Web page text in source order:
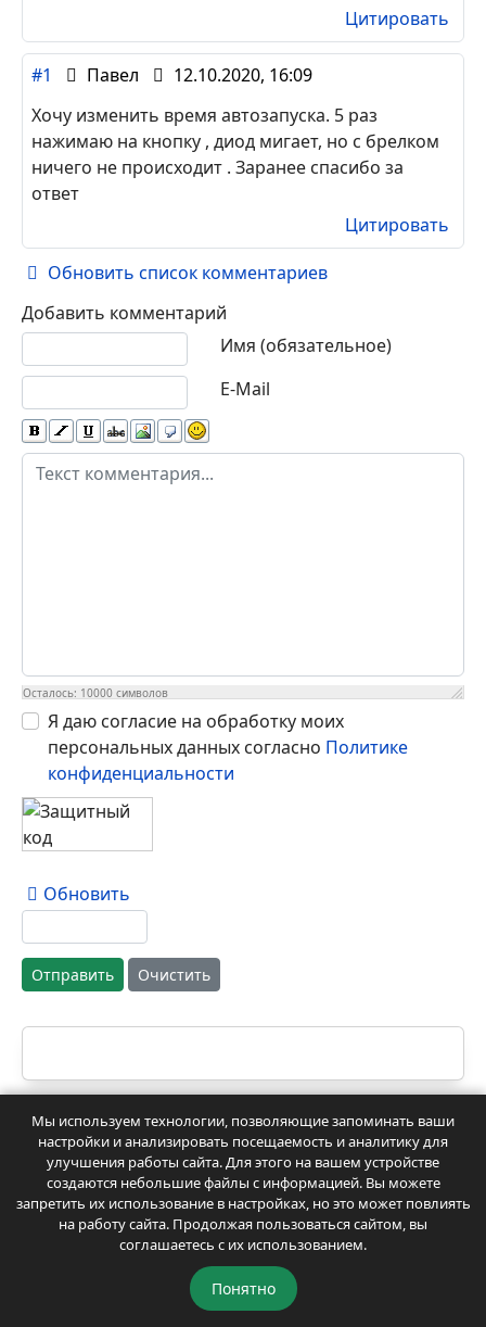
Цитировать
#1 Павел
12.10.2020, 16:09
Хочу изменить время автозапуска. 5 раз
нажимаю на кнопку , диод мигает, но с брелком
ничего не происходит . Заранее спасибо за
ответ
Цитировать
Обновить список комментариев
Добавить комментарий
Имя (обязательное)
E-Mail
Текст комментария
Осталось: 10000 символов
Я даю согласие на обработку моих
персональных данных согласно Политике
конфиденциальности
Обновить
Отправить Очистить
ЧИТАТЬ КАНАЛ В ДЗЕН
Мы используем технологии, позволяющие запоминать ваши
настройки и анализировать посещаемость и аналитику для
улучшения работы сайта. Для этого на вашем устройстве
создаются небольшие файлы с информацией. Вы можете
запретить их использование в настройках, но это может повлиять
на работу сайта. Продолжая пользоваться сайтом, вы
соглашаетесь с их использованием.
Понятно